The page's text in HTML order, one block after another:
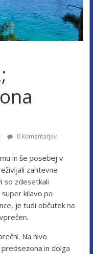
0 Komentarjev
in še posebej v
zahtevne
so zdesetkali
kilavo po
je tudi občutek na
Na nivo
in dolga